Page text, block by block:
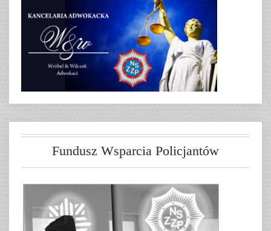
Fundusz Wsparcia Policjantów